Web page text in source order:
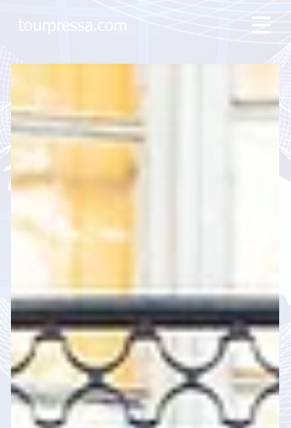
tourpressa.com